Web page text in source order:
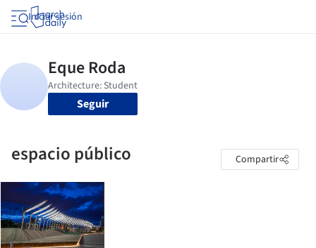
Iniciar sesión
Seguir
espacio público Compartir